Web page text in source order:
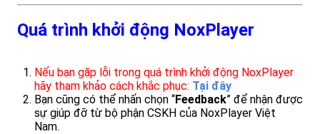
Quá trình khởi động NoxPlayer
Nếu bạn gặp lỗi trong quá trình khởi động NoxPlayer
hãy tham khảo cách khắc phục: Tại đây
Bạn cũng có thể nhấn chọn “Feedback” để nhận được
sự giúp đỡ từ bộ phận CSKH của NoxPlayer Việt
Nam.